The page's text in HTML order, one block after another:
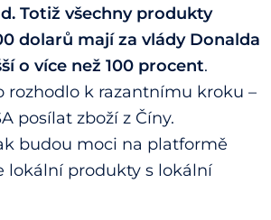
Totiž všechny produkty
dolarů mají za vlády Donalda
o více než 100 procent.
rozhodlo k razantnímu kroku –
posílat zboží z Číny.
budou moci na platformě
lokální produkty s lokální